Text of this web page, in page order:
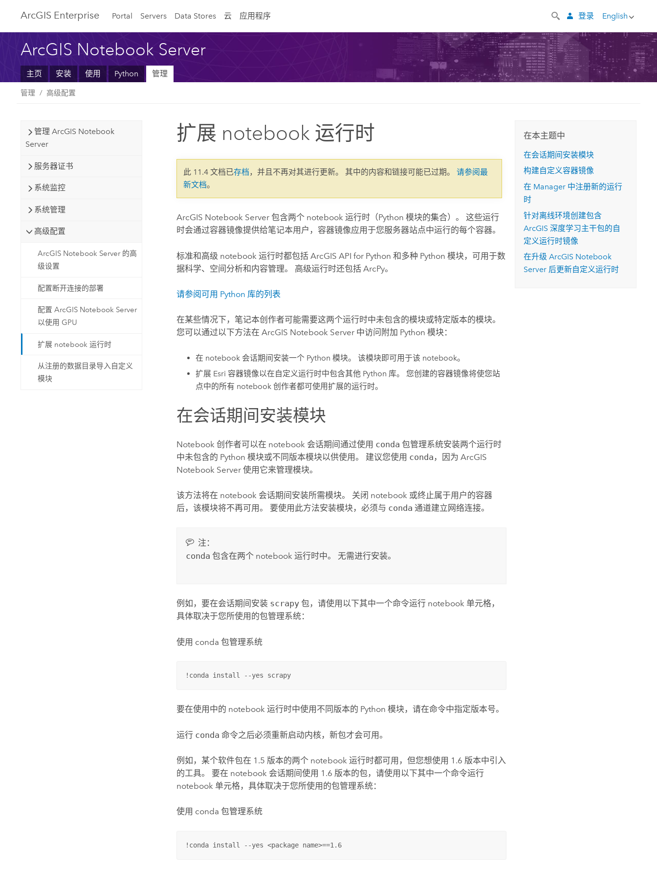
ArcGIS Enterprise Portal Servers Data Stores 云 应用程序 English
登录
ArcGIS Notebook Server
主页 安装 使用 Python 管理
管理 高级配置
管理 ArcGIS Notebook
Server
服务器证书
系统监控
系统管理
高级配置
ArcGIS Notebook Server 的高
级设置
配置断开连接的部署
配置 ArcGIS Notebook Server
以使用 GPU
扩展 notebook 运行时
从注册的数据目录导入自定义
模块
扩展 notebook 运行时
此 11.4 文档已存档，并且不再对其进行更新。 其中的内容和链接可能已过期。请参阅最
新文档。
ArcGIS Notebook Server 包含两个 notebook 运行时（Python 模块的集合）。 这些运行
时会通过容器镜像提供给笔记本用户，容器镜像应用于您服务器站点中运行的每个容器。
标准和高级 notebook 运行时都包括ArcGIS API for Python 和多种 Python 模块，可用于数
据科学、空间分析和内容管理。 高级运行时还包括ArcPy。
请参阅可用 Python 库的列表
在某些情况下，笔记本创作者可能需要这两个运行时中未包含的模块或特定版本的模块。
您可以通过以下方法在ArcGIS Notebook Server 中访问附加 Python 模块：
在 notebook 会话期间安装一个 Python 模块。 该模块即可用于该 notebook。
扩展 Esri 容器镜像以在自定义运行时中包含其他 Python 库。 您创建的容器镜像将使您站
点中的所有 notebook 创作者都可使用扩展的运行时。
在会话期间安装模块
Notebook 创作者可以在 notebook 会话期间通过使用 conda 包管理系统安装两个运行时
中未包含的 Python 模块或不同版本模块以供使用。 建议您使用 conda ，因为ArcGIS
Notebook Server 使用它来管理模块。
该方法将在 notebook 会话期间安装所需模块。 关闭 notebook 或终止属于用户的容器
后，该模块将不再可用。 要使用此方法安装模块，必须与 conda 通道建立网络连接。
注：
conda 包含在两个 notebook 运行时中。 无需进行安装。
例如，要在会话期间安装 scrapy 包，请使用以下其中一个命令运行 notebook 单元格，
具体取决于您所使用的包管理系统：
使用 conda 包管理系统
!conda install --yes scrapy
要在使用中的 notebook 运行时中使用不同版本的 Python 模块，请在命令中指定版本号。
运行 conda 命令之后必须重新启动内核，新包才会可用。
例如，某个软件包在 1.5 版本的两个 notebook 运行时都可用，但您想使用 1.6 版本中引入
的工具。 要在 notebook 会话期间使用 1.6 版本的包，请使用以下其中一个命令运行
notebook 单元格，具体取决于您所使用的包管理系统：
使用 conda 包管理系统
!conda install --yes <package name>==1.6
在本主题中
在会话期间安装模块
构建自定义容器镜像
在 Manager 中注册新的运行
时
针对离线环境创建包含
ArcGIS 深度学习主干包的自
定义运行时镜像
在升级ArcGIS Notebook
Server 后更新自定义运行时